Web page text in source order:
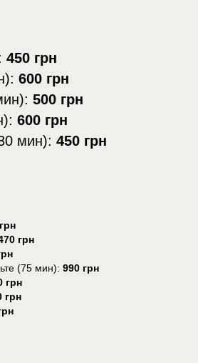
450 грн
600 грн
500 грн
600 грн
мин): 450 грн
грн
(75 мин): 990 грн
грн
грн